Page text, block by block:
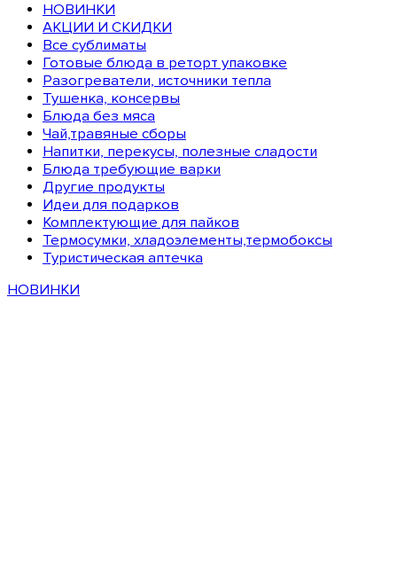
НОВИНКИ
АКЦИИ И СКИДКИ
Все сублиматы
Готовые блюда в реторт упаковке
Разогреватели, источники тепла
Тушенка, консервы
Блюда без мяса
Чай,травяные сборы
Напитки, перекусы, полезные сладости
Блюда требующие варки
Другие продукты
Идеи для подарков
Комплектующие для пайков
Термосумки, хладоэлементы,термобоксы
Туристическая аптечка
НОВИНКИ